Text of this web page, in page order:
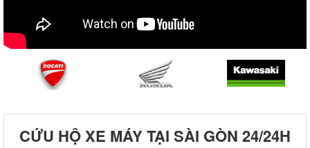
CỨU HỘ XE MÁY TẠI SÀI GÒN 24/24H